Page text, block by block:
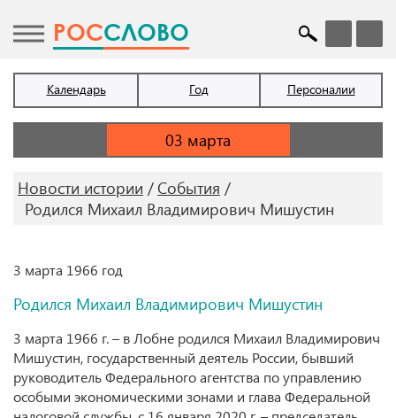
POCСЛОВО
Календарь Год Персоналии
Новости истории
События
Родился Михаил Владимирович Мишустин
3 марта 1966 год
Родился Михаил Владимирович Мишустин
3 марта 1966 г. – в Лобне родился Михаил Владимирович
Мишустин, государственный деятель России, бывший
руководитель Федерального агентства по управлению
особыми экономическими зонами и глава Федеральной